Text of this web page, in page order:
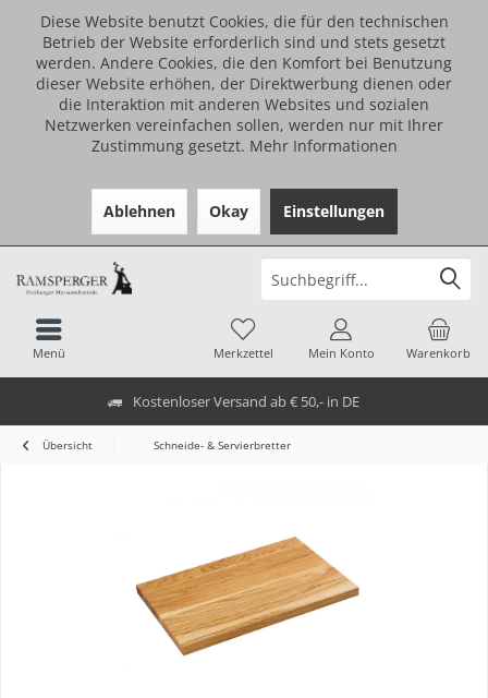
Diese Website benutzt Cookies, die für den technischen
Betrieb der Website erforderlich sind und stets gesetzt
werden. Andere Cookies, die den Komfort bei Benutzung
dieser Website erhöhen, der Direktwerbung dienen oder
die Interaktion mit anderen Websites und sozialen
Netzwerken vereinfachen sollen, werden nur mit Ihrer
Zustimmung gesetzt. Mehr Informationen
Ablehnen Okay Einstellungen
Kostenloser Versand ab € 50,- in DE
Warenkorb
Merkzettel Mein Konto
Menü
Übersicht Schneide- & Servierbretter